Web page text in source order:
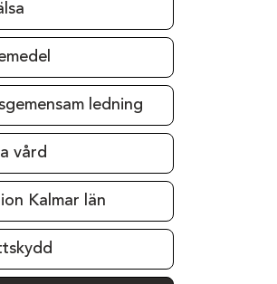
ledning
vård
Kalmar län